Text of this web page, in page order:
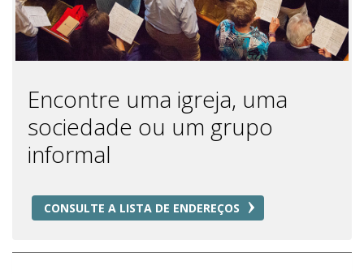
Encontre uma igreja, uma
sociedade ou um grupo
informal
CONSULTE A LISTA DE ENDEREÇOS